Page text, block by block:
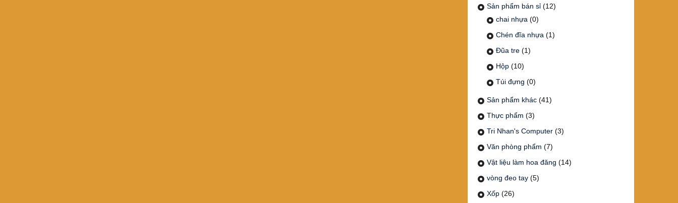
Sản phẩm bán sỉ (12)
chai nhựa (0)
Chén đĩa nhựa (1)
Đũa tre (1)
Hộp (10)
Túi đựng (0)
Sản phẩm khác (41)
Thực phẩm (3)
Tri Nhan's Computer (3)
Văn phòng phẩm (7)
Vật liệu làm hoa đăng (14)
vòng đeo tay (5)
Xốp (26)